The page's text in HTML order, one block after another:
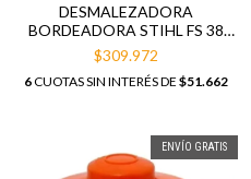
DESMALEZADORA
BORDEADORA STIHL FS 38
27.2CC 0,9CV
$309.972
6CUOTAS SIN INTERÉS DE $51.662
ENVÍO GRATIS